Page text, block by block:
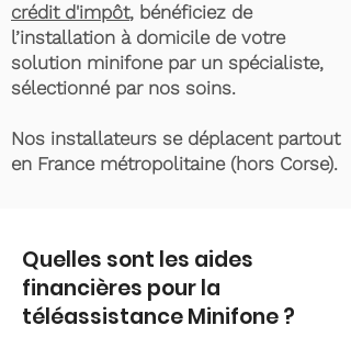
crédit d'impôt, bénéficiez de
l’installation à domicile de votre
solution minifone par un spécialiste,
sélectionné par nos soins.
Nos installateurs se déplacent partout
en France métropolitaine (hors Corse).
Quelles sont les aides
financières pour la
téléassistance Minifone ?